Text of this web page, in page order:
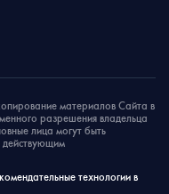
материалов Сайта в
разрешения владельца
лица могут быть
действующим
технологии в